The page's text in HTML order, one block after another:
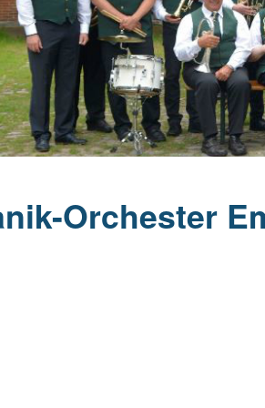
20
Orchester